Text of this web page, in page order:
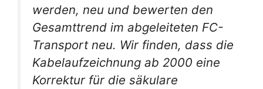
werden, neu und bewerten den
Gesamttrend im abgeleiteten FC-
Transport neu. Wir finden, dass die
Kabelaufzeichnung ab 2000 eine
Korrektur für die säkulare